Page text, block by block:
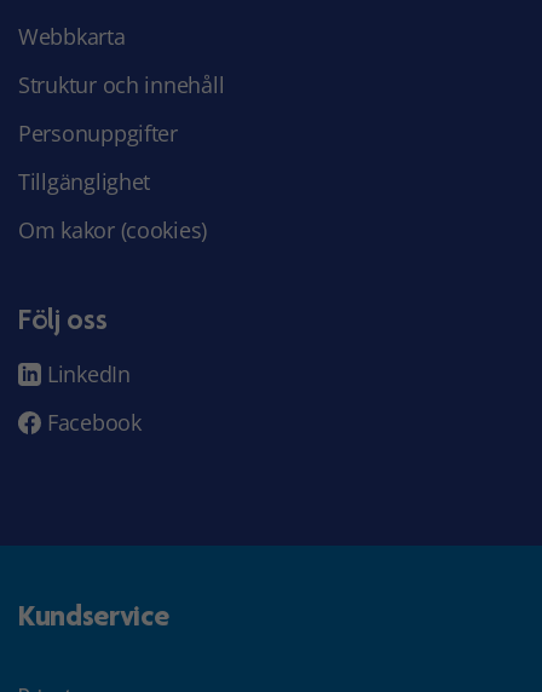
Webbkarta
Struktur och innehåll
Personuppgifter
Tillgänglighet
Om kakor (cookies)
Följ oss
LinkedIn
Facebook
Kundservice